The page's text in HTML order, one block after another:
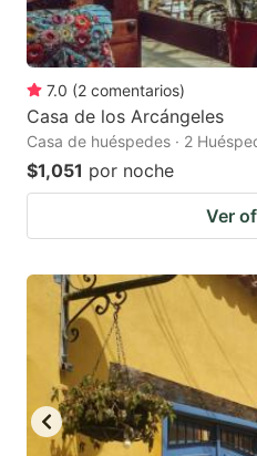
7.0 (2 comentarios)
Casa de los Arcángeles
Casa de huéspedes · 2
$1,051 por noche
Ver